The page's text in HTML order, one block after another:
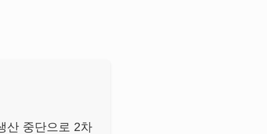
산 중단으로 2차